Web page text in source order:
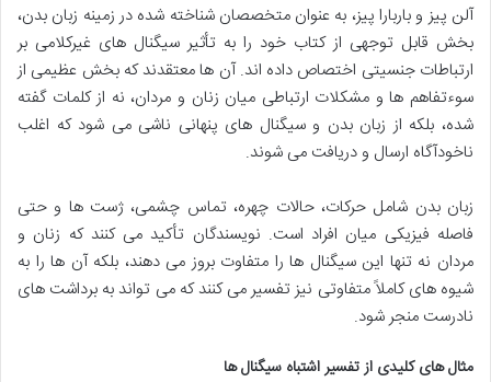
آلن پیز و باربارا پیز، به عنوان متخصصان شناخته شده در زمینه زبان بدن،
بخش قابل توجهی از کتاب خود را به تأثیر سیگنال های غیرکلامی بر
ارتباطات جنسیتی اختصاص داده اند. آن ها معتقدند که بخش عظیمی از
سوءتفاهم ها و مشکلات ارتباطی میان زنان و مردان، نه از کلمات گفته
شده، بلکه از زبان بدن و سیگنال های پنهانی ناشی می شود که اغلب
ناخودآگاه ارسال و دریافت می شوند.
زبان بدن شامل حرکات، حالات چهره، تماس چشمی، ژست ها و حتی
فاصله فیزیکی میان افراد است. نویسندگان تأکید می کنند که زنان و
مردان نه تنها این سیگنال ها را متفاوت بروز می دهند، بلکه آن ها را به
شیوه های کاملاً متفاوتی نیز تفسیر می کنند که می تواند به برداشت های
نادرست منجر شود.
مثال های کلیدی از تفسیر اشتباه سیگنال ها